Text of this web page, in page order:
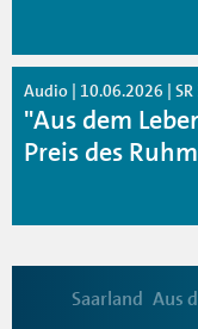
Audio | 10.06.2026 | SR
"Aus dem
Preis des
Saarland Aus